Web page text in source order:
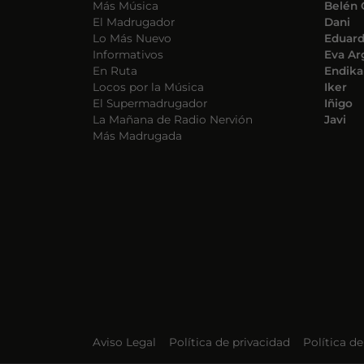
Más Música
El Madrugador
Lo Más Nuevo
Informativos
En Ruta
Locos por la Música
El Supermadrugador
La Mañana de Radio Nervión
Más Madrugada
Belén
Dani
Eva
Endika
Iker
Iñigo
Javi
Aviso Legal Política de privacidad Política